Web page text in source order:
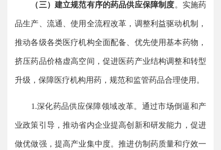
（三）建立规范有序的药品供应保障制度。实施药
品生产、流通、使用全流程改革，调整利益驱动机制，
推动各级各类医疗机构全面配备、优先使用基本药物，
挤压药品价格虚高空间，促进医药产业结构调整和转型
升级，保障医疗机构用药，规范和监管药品合理使用。
1.深化药品供应保障领域改革。通过市场倒逼和产
业政策引导，推动省内企业提高创新和研发能力，促进
做优做强，提高产业集中度。推进仿制药质量和疗效一